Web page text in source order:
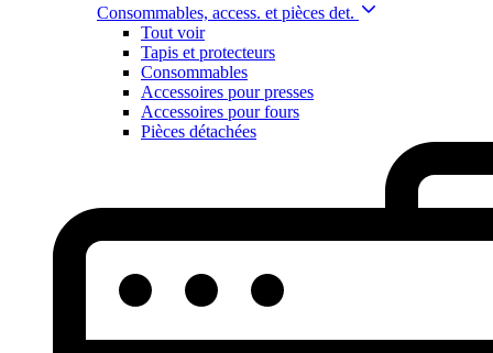
Consommables, access. et pièces det.
Tout voir
Tapis et protecteurs
Consommables
Accessoires pour presses
Accessoires pour fours
Pièces détachées